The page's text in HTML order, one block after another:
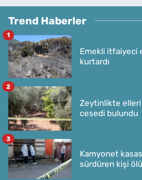
Trend Haberler
Emekli itfaiyeci
kurtardı
1
Zeytinlikte elleri
cesedi bulundu
2
Kamyonet
sürdüren kişi
3